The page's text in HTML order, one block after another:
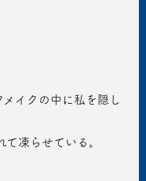
凍らせている。